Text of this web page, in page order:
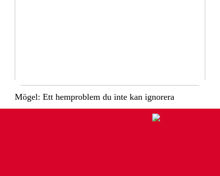
Mögel: Ett hemproblem du inte kan ignorera